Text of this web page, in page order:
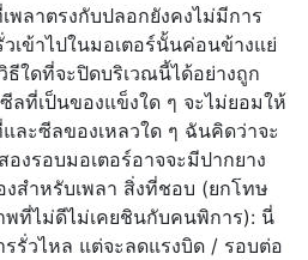
พลาตรงกับปลอกยังคงไม่มีการ
เข้าไปในมอเตอร์นั้นค่อนข้างแย่
ธีใดที่จะปิดบริเวณนี้ได้อย่างถูก
ลที่เป็นของแข็งใด ๆ จะไม่ยอมให้
ละซีลของเหลวใด ๆ ฉันคิดว่าจะ
งรอบมอเตอร์อาจจะมีปากยาง
งสำหรับเพลา สิ่งที่ชอบ (ยกโทษ
พที่ไม่ดีไม่เคยชินกับคนพิการ): นี่
รรั่วไหล แต่จะลดแรงบิด / รอบต่อ